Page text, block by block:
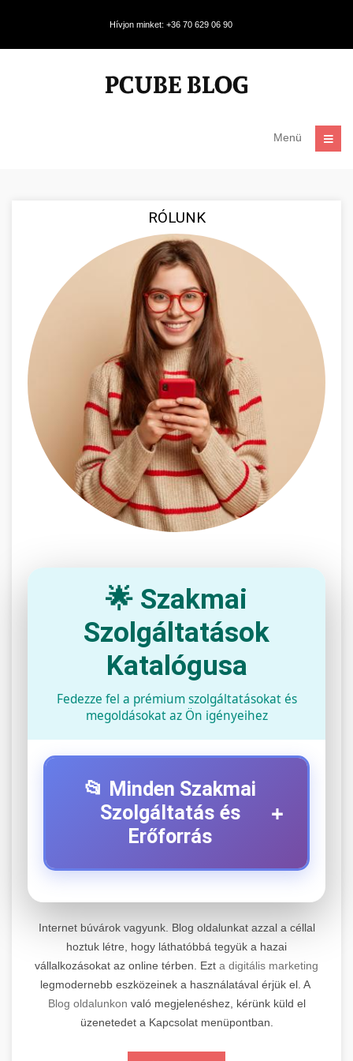
Hívjon minket: +36 70 629 06 90
Menü
RÓLUNK
🌟 Szakmai
Szolgáltatások
Katalógusa
Fedezze fel a prémium szolgáltatásokat és
megoldásokat az Ön igényeihez
📂 Minden Szakmai
Szolgáltatás és
Erőforrás
+
+
Professzionális elektromos roller javítási és
karbantartási szolgáltatások. Szakértő
technikusaink minőségi szervízt nyújtanak
minden jelentős márkához és modellhez.
Szervizközpont Látogatása
📊 2. Online Marketing
Ügynökség
+
Átfogó online marketing szolgáltatások,
beleértve a SEO-t, közösségi média kezelést és
Internet búvárok vagyunk. Blog oldalunkat azzal a céllal
hoztuk létre, hogy láthatóbbá tegyük a hazai
vállalkozásokat az online térben. Ezt a digitális marketing
legmodernebb eszközeinek a használatával érjük el. A
Blog oldalunkon való megjelenéshez, kérünk küld el
üzenetedet a Kapcsolat menüpontban.